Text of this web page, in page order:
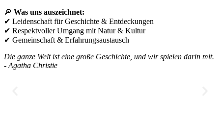
🔎 Was uns auszeichnet:
✔ Leidenschaft für Geschichte & Entdeckungen
✔ Respektvoller Umgang mit Natur & Kultur
✔ Gemeinschaft & Erfahrungsaustausch
Die ganze Welt ist eine große Geschichte, und wir spielen darin mit.
- Agatha Christie